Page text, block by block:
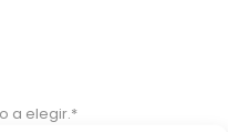
a elegir.*